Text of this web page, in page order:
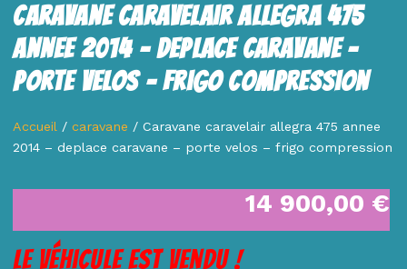
Caravane Caravelair Allegra 475
Annee 2014 – Deplace Caravane –
Porte Velos – Frigo Compression
Accueil /caravane / Caravane caravelair allegra 475 annee
2014 – deplace caravane – porte velos – frigo compression
14 900,00 €
Le véhicule est vendu !